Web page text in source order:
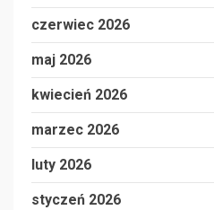
czerwiec 2026
maj 2026
kwiecień 2026
marzec 2026
luty 2026
styczeń 2026